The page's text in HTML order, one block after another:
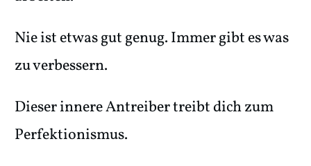
Nie ist etwas gut genug. Immer gibt es was
zu verbessern.
Dieser innere Antreiber treibt dich zum
Perfektionismus.